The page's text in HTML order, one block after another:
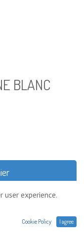
BLANC
experience.
Cookie Policy I agree